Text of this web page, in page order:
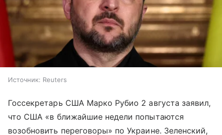
Источник: Reuters
Госсекретарь США Марко Рубио 2 августа заявил,
что США «в ближайшие недели попытаются
возобновить переговоры» по Украине. Зеленский,